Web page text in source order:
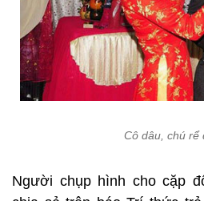
Cô dâu, chú rể
Người chụp hình cho cặp